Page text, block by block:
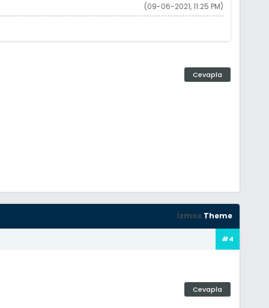
(09-06-2021, 11:25 PM)
Cevapla
İzmox Theme
#4
Cevapla